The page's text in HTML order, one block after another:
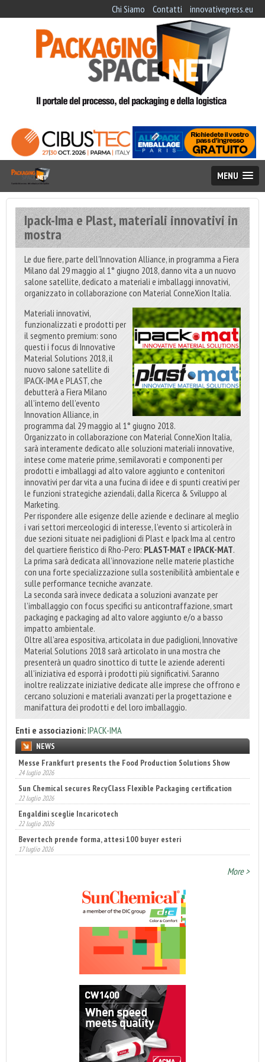
Chi Siamo Contatti innovativepress.eu
MENU
Ipack-Ima e Plast, materiali innovativi in
mostra
Le due fiere, parte dell'Innovation Alliance, in programma a Fiera
Milano dal 29 maggio al 1° giugno 2018, danno vita a un nuovo
salone satellite, dedicato a materiali e imballaggi innovativi,
organizzato in collaborazione con Material ConneXion Italia.
Materiali innovativi,
funzionalizzati e prodotti per
il segmento premium: sono
questi i focus di Innovative
Material Solutions 2018, il
nuovo salone satellite di
IPACK-IMA e PLAST, che
debutterà a Fiera Milano
all’interno dell’evento
Innovation Alliance, in
programma dal 29 maggio al 1° giugno 2018.
Organizzato in collaborazione con Material ConneXion Italia,
sarà interamente dedicato alle soluzioni materiali innovative,
intese come materie prime, semilavorati e componenti per
prodotti e imballaggi ad alto valore aggiunto e contenitori
innovativi per dar vita a una fucina di idee e di spunti creativi per
le funzioni strategiche aziendali, dalla Ricerca & Sviluppo al
Marketing.
Per rispondere alle esigenze delle aziende e declinare al meglio
i vari settori merceologici di interesse, l’evento si articolerà in
due sezioni situate nei padiglioni di Plast e Ipack Ima al centro
del quartiere fieristico di Rho-Pero: PLAST-MAT e IPACK-MAT.
La prima sarà dedicata all’innovazione nelle materie plastiche
con una forte specializzazione sulla sostenibilità ambientale e
sulle performance tecniche avanzate.
La seconda sarà invece dedicata a soluzioni avanzate per
l’imballaggio con focus specifici su anticontraffazione, smart
packaging e packaging ad alto valore aggiunto e/o a basso
impatto ambientale.
Oltre all’area espositiva, articolata in due padiglioni, Innovative
Material Solutions 2018 sarà articolato in una mostra che
presenterà un quadro sinottico di tutte le aziende aderenti
all’iniziativa ed esporrà i prodotti più significativi. Saranno
inoltre realizzate iniziative dedicate alle imprese che offrono e
cercano soluzioni e materiali avanzati per la progettazione e
manifattura dei prodotti e del loro imballaggio.
Enti e associazioni:IPACK-IMA
NEWS
Messe Frankfurt presents the Food Production Solutions Show
24 luglio 2026
Sun Chemical secures RecyClass Flexible Packaging certification
22 luglio 2026
Engaldini sceglie Incaricotech
22 luglio 2026
Bevertech prende forma, attesi 100 buyer esteri
17 luglio 2026
More >